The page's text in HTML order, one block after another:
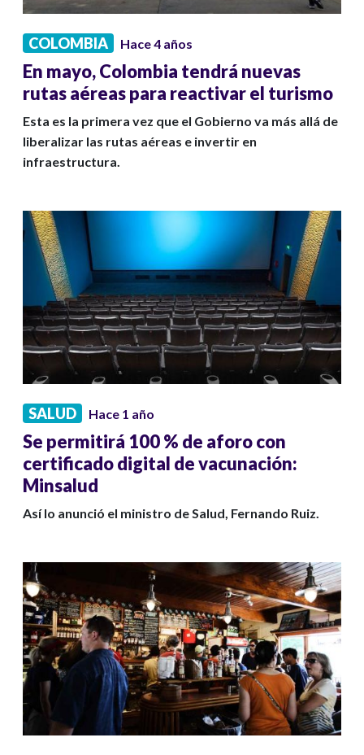
COLOMBIA Hace 4 años
En mayo, Colombia tendrá nuevas
rutas aéreas para reactivar el turismo
Esta es la primera vez que el Gobierno va más allá de
liberalizar las rutas aéreas e invertir en
infraestructura.
SALUD Hace 1 año
Se permitirá 100 % de aforo con
certificado digital de vacunación:
Minsalud
Así lo anunció el ministro de Salud, Fernando Ruiz.